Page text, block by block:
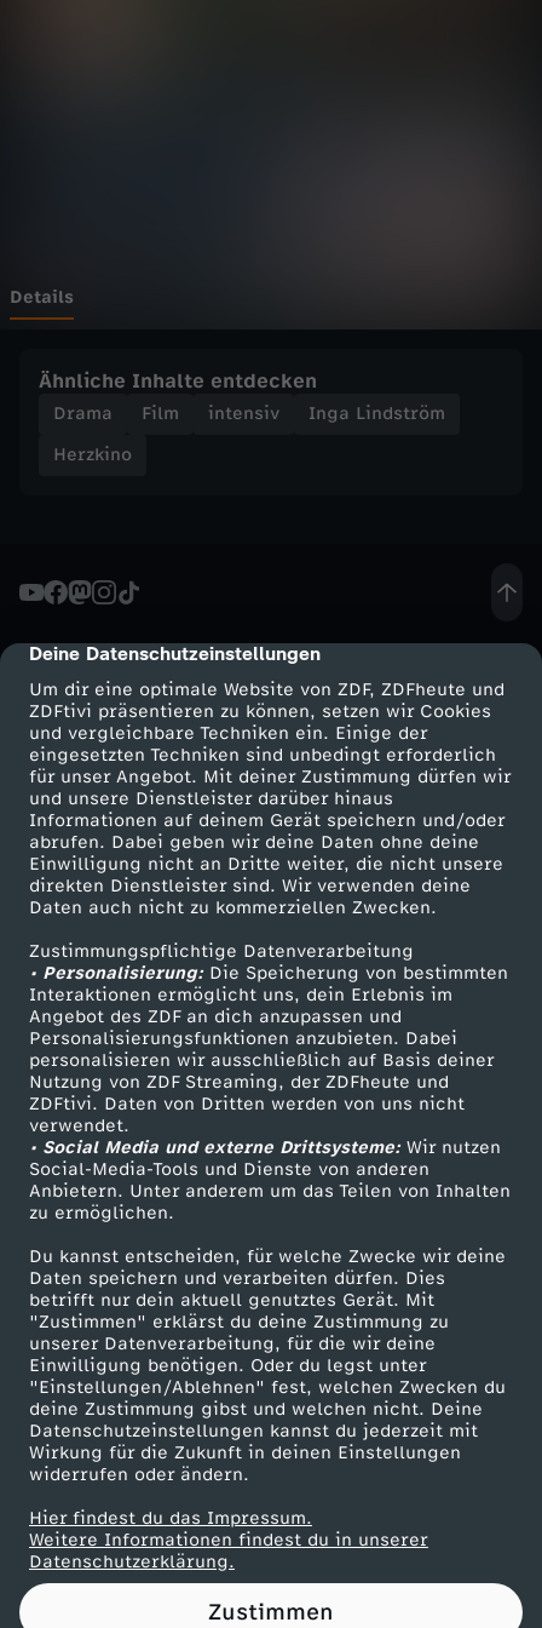
cmp-dialog-description
Deine Datenschutzeinstellungen
Um dir eine optimale Website von ZDF, ZDFheute und
ZDFtivi präsentieren zu können, setzen wir Cookies
und vergleichbare Techniken ein. Einige der
eingesetzten Techniken sind unbedingt erforderlich
für unser Angebot. Mit deiner Zustimmung dürfen wir
und unsere Dienstleister darüber hinaus
Informationen auf deinem Gerät speichern und/oder
abrufen. Dabei geben wir deine Daten ohne deine
Einwilligung nicht an Dritte weiter, die nicht unsere
direkten Dienstleister sind. Wir verwenden deine
Daten auch nicht zu kommerziellen Zwecken.
Zustimmungspflichtige Datenverarbeitung
• Personalisierung:Die Speicherung von bestimmten
Interaktionen ermöglicht uns, dein Erlebnis im
Angebot des ZDF an dich anzupassen und
Personalisierungsfunktionen anzubieten. Dabei
personalisieren wir ausschließlich auf Basis deiner
Nutzung von ZDF Streaming, der ZDFheute und
ZDFtivi. Daten von Dritten werden von uns nicht
verwendet.
• Social Media und externe Drittsysteme:Wir nutzen
Social-Media-Tools und Dienste von anderen
Anbietern. Unter anderem um das Teilen von Inhalten
zu ermöglichen.
Du kannst entscheiden, für welche Zwecke wir deine
Daten speichern und verarbeiten dürfen. Dies
betrifft nur dein aktuell genutztes Gerät. Mit
"Zustimmen" erklärst du deine Zustimmung zu
unserer Datenverarbeitung, für die wir deine
Einwilligung benötigen. Oder du legst unter
"Einstellungen/Ablehnen" fest, welchen Zwecken du
deine Zustimmung gibst und welchen nicht. Deine
Datenschutzeinstellungen kannst du jederzeit mit
Wirkung für die Zukunft in deinen Einstellungen
widerrufen oder ändern.
Hier findest du das Impressum.
Weitere Informationen findest du in unserer
Datenschutzerklärung.
Zustimmen
m
H
z
ü
b
e
r
K
o
p
f
-
T
r
a
i
l
e
r
Details
Ähnliche Inhalte entdecken
Drama Film intensiv
Inga Lindström
Herzkino
Mehr ZDF
ZDF-Apps
Smart TV
ZDFtext
Livestreams
Sendungen A-Z
TV-Programm
Service
ZDFmitreden
Kontakt zum ZDF
Tickets
Zuschauerservice
Hilfe
ZDF Unternehmen
Karriere
ZDF goes Schule
Werbefernsehen
Mainzelmännchen
Partner